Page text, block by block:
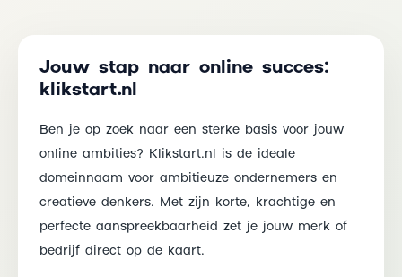
Jouw stap naar online succes:
klikstart.nl
Ben je op zoek naar een sterke basis voor jouw
online ambities? Klikstart.nl is de ideale
domeinnaam voor ambitieuze ondernemers en
creatieve denkers. Met zijn korte, krachtige en
perfecte aanspreekbaarheid zet je jouw merk of
bedrijf direct op de kaart.